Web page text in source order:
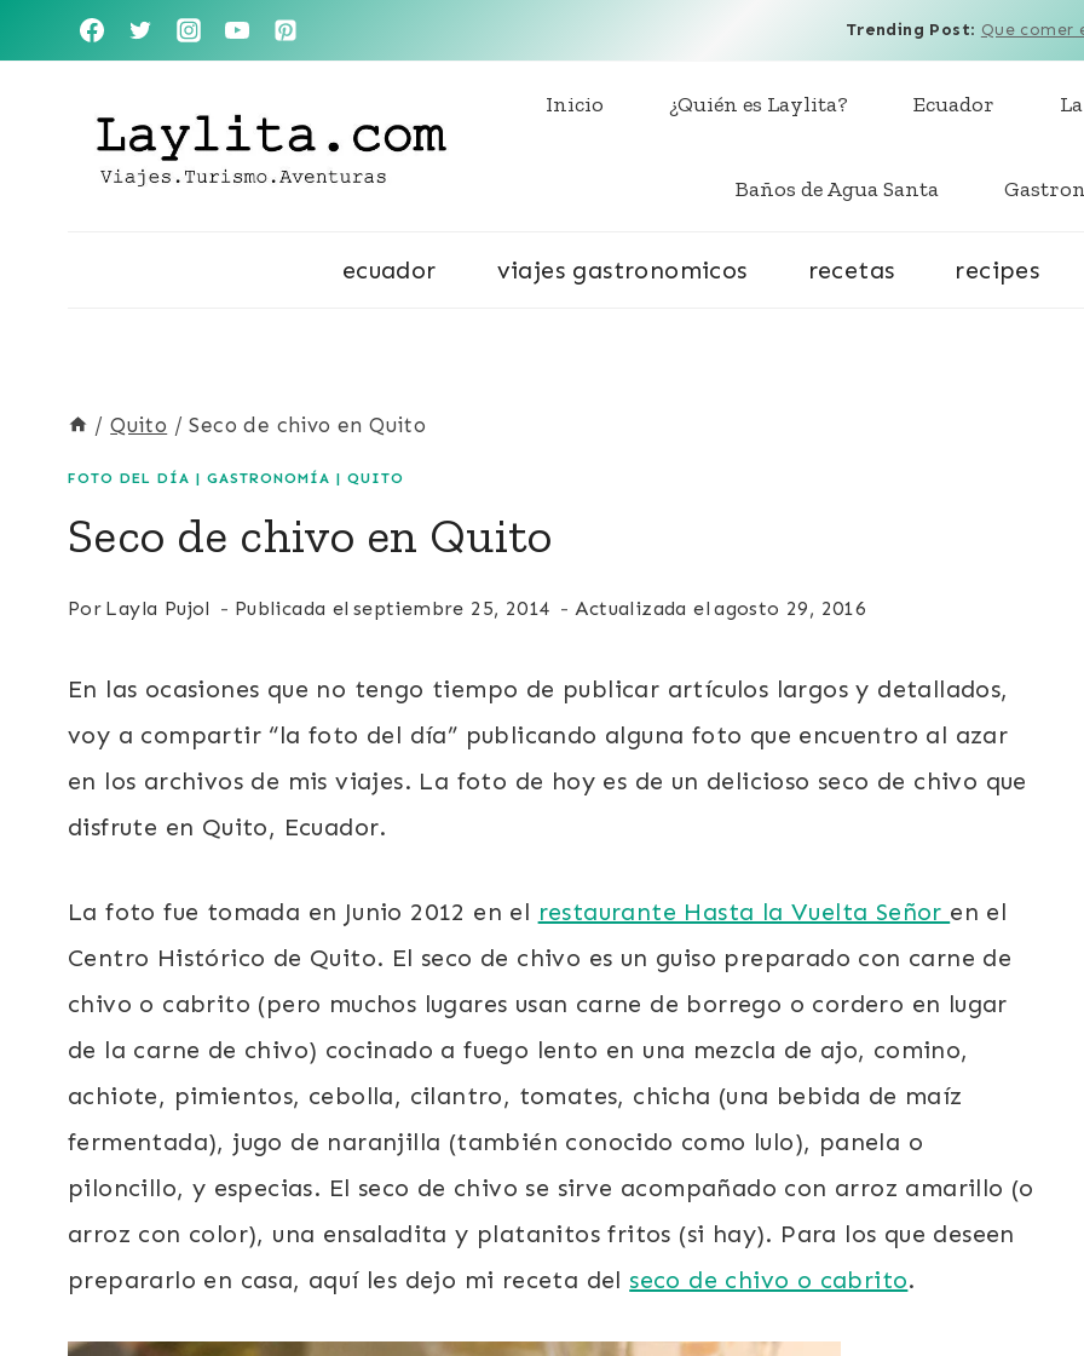
al
contenido
Trending Post: Que
Inicio ¿Quién es Laylita? Ecuador
Baños de Agua Santa
ecuador viajes gastronomicos recetas recipes
/ Quito / Seco de chivo en Quito
FOTO DEL DÍA | GASTRONOMÍA | QUITO
Seco de chivo en Quito
Por Layla Pujol Publicada el septiembre 25, 2014 Actualizada el agosto 29, 2016
En las ocasiones que no tengo tiempo de publicar artículos largos y detallados,
voy a compartir “la foto del día” publicando alguna foto que encuentro al azar
en los archivos de mis viajes. La foto de hoy es de un delicioso seco de chivo que
disfrute en Quito, Ecuador.
La foto fue tomada en Junio 2012 en el restaurante Hasta la Vuelta Señor en el
Centro Histórico de Quito. El seco de chivo es un guiso preparado con carne de
chivo o cabrito (pero muchos lugares usan carne de borrego o cordero en lugar
de la carne de chivo) cocinado a fuego lento en una mezcla de ajo, comino,
achiote, pimientos, cebolla, cilantro, tomates, chicha (una bebida de maíz
fermentada), jugo de naranjilla (también conocido como lulo), panela o
piloncillo, y especias. El seco de chivo se sirve acompañado con arroz amarillo (o
arroz con color), una ensaladita y platanitos fritos (si hay). Para los que deseen
prepararlo en casa, aquí les dejo mi receta del seco de chivo o cabrito.